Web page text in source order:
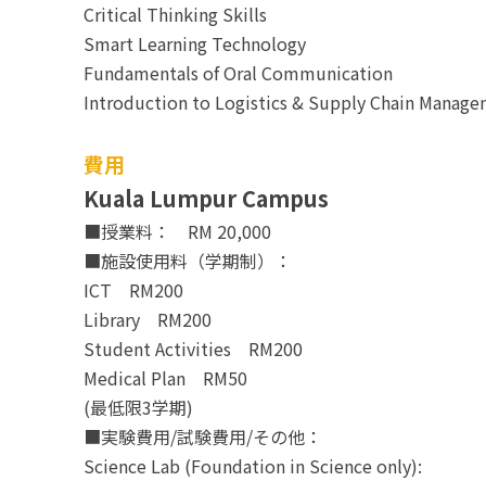
Critical Thinking Skills
Smart Learning Technology
Fundamentals of Oral Communication
Introduction to Logistics & Supply Chain
費用
Kuala Lumpur Campus
■授業料： RM 20,000
■施設使用料（学期制）：
ICT RM200
Library RM200
Student Activities RM200
Medical Plan RM50
(最低限3学期)
■実験費用/試験費用/その他：
Science Lab (Foundation in Science only):